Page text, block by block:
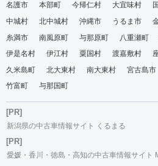
名護市
本部町 今帰仁村 大宜味村
中城村
北中城村 沖縄市 うるま市
糸満市
南風原町 与那原町 八重瀬町
伊是名村
伊江村 粟国村 渡嘉敷村
久米島町
北大東村 南大東村 宮古島市
竹富町
与那国町
[PR]
新潟県の中古車情報サイト くるまる
[PR]
愛媛・香川・徳島・高知の中古車情報サイト